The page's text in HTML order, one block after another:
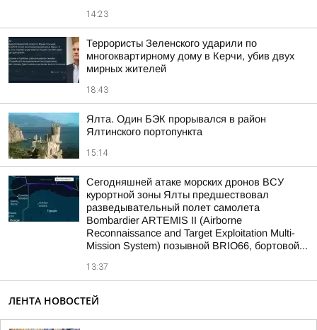
14:23
Террористы Зеленского ударили по
многоквартирному дому в Керчи, убив двух
мирных жителей
18:43
Ялта. Один БЭК прорывался в район
Ялтинского портопункта
15:14
Сегодняшней атаке морских дронов ВСУ
курортной зоны Ялты предшествовал
разведывательный полет самолета
Bombardier ARTEMIS II (Airborne
Reconnaissance and Target Exploitation Multi-
Mission System) позывной BRIO66, бортовой...
13:37
ЛЕНТА НОВОСТЕЙ